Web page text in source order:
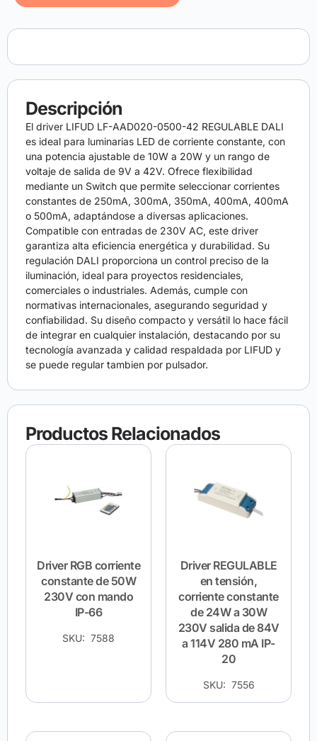
Descripción
El driver LIFUD LF-AAD020-0500-42 REGULABLE DALI
es ideal para luminarias LED de corriente constante, con
una potencia ajustable de 10W a 20W y un rango de
voltaje de salida de 9V a 42V. Ofrece flexibilidad
mediante un Switch que permite seleccionar corrientes
constantes de 250mA, 300mA, 350mA, 400mA, 400mA
o 500mA, adaptándose a diversas aplicaciones.
Compatible con entradas de 230V AC, este driver
garantiza alta eficiencia energética y durabilidad. Su
regulación DALI proporciona un control preciso de la
iluminación, ideal para proyectos residenciales,
comerciales o industriales. Además, cumple con
normativas internacionales, asegurando seguridad y
confiabilidad. Su diseño compacto y versátil lo hace fácil
de integrar en cualquier instalación, destacando por su
tecnología avanzada y calidad respaldada por LIFUD y
se puede regular tambien por pulsador.
Productos Relacionados
Driver RGB corriente
constante de 50W
230V con mando
IP-66
SKU: 7588
Driver REGULABLE
en tensión,
corriente constante
de 24W a 30W
230V salida de 84V
a 114V 280 mA IP-
20
SKU: 7556